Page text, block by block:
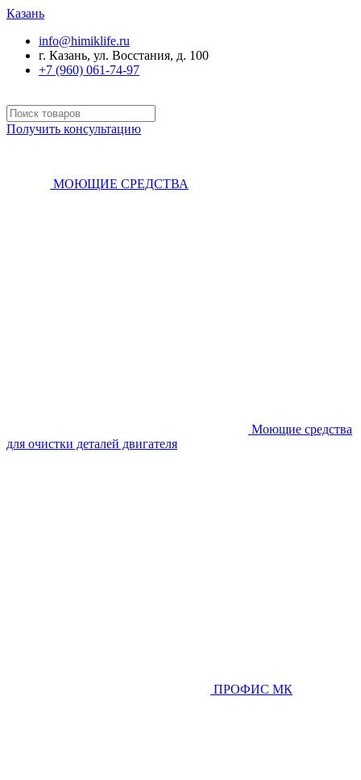
Казань
info@himiklife.ru
г. Казань, ул. Восстания, д. 100
+7 (960) 061-74-97
Получить консультацию
МОЮЩИЕ СРЕДСТВА
Моющие средства
для очистки деталей двигателя
ПРОФИС МК